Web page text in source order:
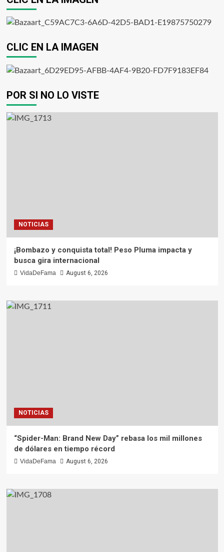
CLIC EN LA IMAGEN
POR SI NO LO VISTE
NOTICIAS
¡Bombazo y conquista total! Peso Pluma impacta y
busca gira internacional
VidaDeFama August 6, 2026
NOTICIAS
“Spider-Man: Brand New Day” rebasa los mil millones
de dólares en tiempo récord
VidaDeFama August 6, 2026